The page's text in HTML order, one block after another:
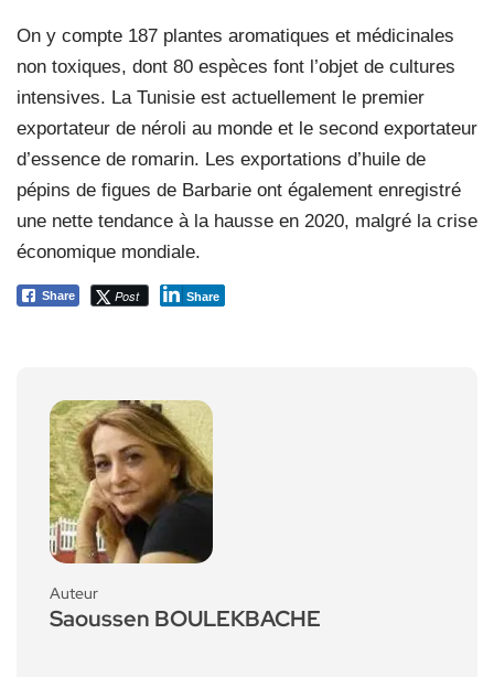
On y compte 187 plantes aromatiques et médicinales
non toxiques, dont 80 espèces font l’objet de cultures
intensives. La Tunisie est actuellement le premier
exportateur de néroli au monde et le second exportateur
d’essence de romarin. Les exportations d’huile de
pépins de figues de Barbarie ont également enregistré
une nette tendance à la hausse en 2020, malgré la crise
économique mondiale.
Share Post Share
Auteur
Saoussen BOULEKBACHE